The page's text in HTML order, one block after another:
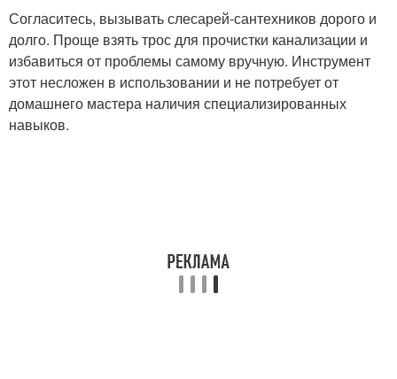
Согласитесь, вызывать слесарей-сантехников дорого и
долго. Проще взять трос для прочистки канализации и
избавиться от проблемы самому вручную. Инструмент
этот несложен в использовании и не потребует от
домашнего мастера наличия специализированных
навыков.